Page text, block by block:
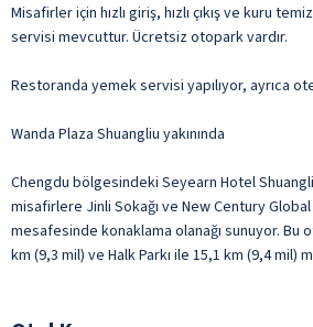
Misafirler için hızlı giriş, hızlı çıkış ve kuru
servisi mevcuttur. Ücretsiz otopark vardır.
Restoranda yemek servisi yapılıyor, ayrıca
Wanda Plaza Shuangliu yakınında
Chengdu bölgesindeki Seyearn Hotel
misafirlere Jinli Sokağı ve New Century
mesafesinde konaklama olanağı sunuyor. Bu
km (9,3 mil) ve Halk Parkı ile 15,1 km (9,4 mil)